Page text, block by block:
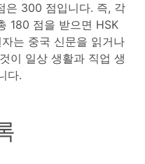
은 300 점입니다. 즉, 각
180 점을 받으면 HSK
는 중국 신문을 읽거나
이 일상 생활과 직업 생
다.